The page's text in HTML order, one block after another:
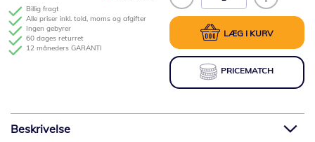
LÆG I KURV
PRICEMATCH
Billig fragt
Alle priser inkl. told, moms og afgifter
Ingen gebyrer
60 dages returret
12 måneders GARANTI
Beskrivelse